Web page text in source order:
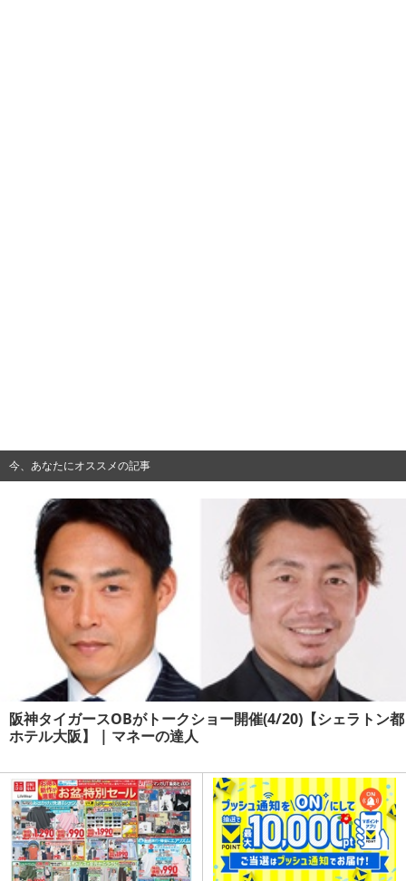
今、あなたにオススメの記事
阪神タイガースOBがトークショー開催(4/20)【シェラトン都
ホテル大阪】 | マネーの達人